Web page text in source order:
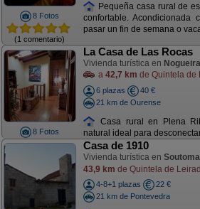
8 Fotos
(1 comentario)
Pequeña casa rural de
confortable.
pasar un fin de semana o
8 Fotos
La Casa de Las Rocas
Vivienda turística en
a 42,7 km de Quintela de
6 plazas
40 €
21 km de Ourense
Casa rural en Plena
natural ideal para
Casa de 1910
Vivienda turística en
43,9 km de Quintela de
4-8+1 plazas
22 €
21 km de Pontevedra